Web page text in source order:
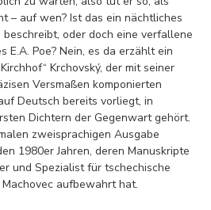
– auf wen? Ist das ein nächtliches
oder doch eine verfallene
E.A. Poe? Nein, es da erzählt ein
Krchovský, der mit seiner
Versmaßen komponierten
Deutsch bereits vorliegt, in
Dichtern der Gegenwart gehört.
zweisprachigen Ausgabe
1980er Jahren, deren Manuskripte
und Spezialist für tschechische
aufbewahrt hat.